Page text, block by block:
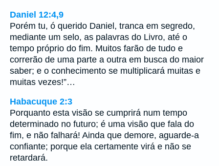
Daniel 12:4,9
Porém tu, ó querido Daniel, tranca em segredo,
mediante um selo, as palavras do Livro, até o
tempo próprio do fim. Muitos farão de tudo e
correrão de uma parte a outra em busca do maior
saber; e o conhecimento se multiplicará muitas e
muitas vezes!”…
Habacuque 2:3
Porquanto esta visão se cumprirá num tempo
determinado no futuro; é uma visão que fala do
fim, e não falhará! Ainda que demore, aguarde-a
confiante; porque ela certamente virá e não se
retardará.